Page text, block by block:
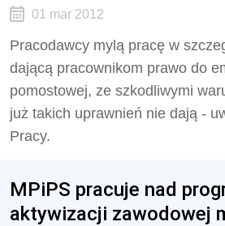
01 mar 2012
Pracodawcy mylą pracę w
dającą pracownikom prawo do
pomostowej, ze szkodliwymi
już takich uprawnień nie dają -
Pracy.
MPiPS pracuje nad
aktywizacji zawodowej